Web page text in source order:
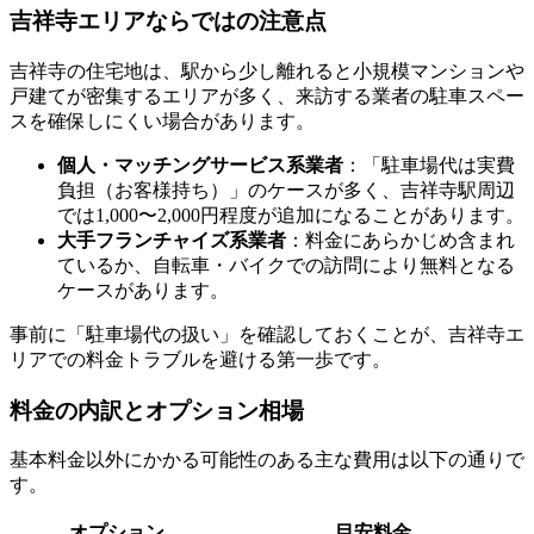
吉祥寺エリアならではの注意点
吉祥寺の住宅地は、駅から少し離れると小規模マンションや
戸建てが密集するエリアが多く、来訪する業者の駐車スペー
スを確保しにくい場合があります。
個人・マッチングサービス系業者 ：「駐車場代は実費
負担（お客様持ち）」のケースが多く、吉祥寺駅周辺
では1,000〜2,000円程度が追加になることがあります。
大手フランチャイズ系業者 ：料金にあらかじめ含まれ
ているか、自転車・バイクでの訪問により無料となる
ケースがあります。
事前に「駐車場代の扱い」を確認しておくことが、吉祥寺エ
リアでの料金トラブルを避ける第一歩です。
料金の内訳とオプション相場
基本料金以外にかかる可能性のある主な費用は以下の通りで
す。